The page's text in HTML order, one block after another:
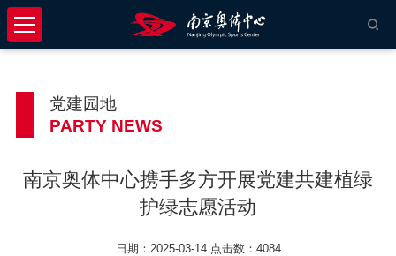
党建园地
PARTY NEWS
南京奥体中心携手多方开展党建共建植绿
护绿志愿活动
日期：2025-03-14 点击数：4084